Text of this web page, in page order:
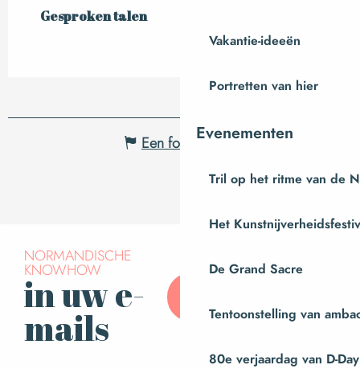
Vakantie-ideeën
Portretten van hier
Evenementen
Tril op het ritme van de
Het
De Grand Sacre
Tentoonstelling van
80e verjaardag van D-Day
Gesproken talen
Gesproken talen
Een fout melden
NORMANDISCHE
KNOWHOW
in uw e-
mails